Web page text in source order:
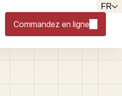
Commandez en ligne
FR